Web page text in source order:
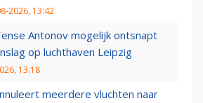
2026, 13:42
Antonov mogelijk ontsnapt
op luchthaven Leipzig
13:18
meerdere vluchten naar